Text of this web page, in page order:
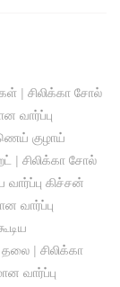
| சிலிக்கா சோல்
வார்ப்பு
குழாய்
| சிலிக்கா சோல்
வார்ப்பு கிச்சன்
வார்ப்பு
தலை | சிலிக்கா
வார்ப்பு